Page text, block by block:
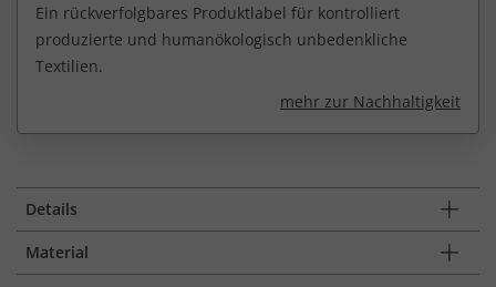
Ein rückverfolgbares Produktlabel für kontrolliert
produzierte und humanökologisch unbedenkliche
Textilien.
mehr zur Nachhaltigkeit
Details
Material